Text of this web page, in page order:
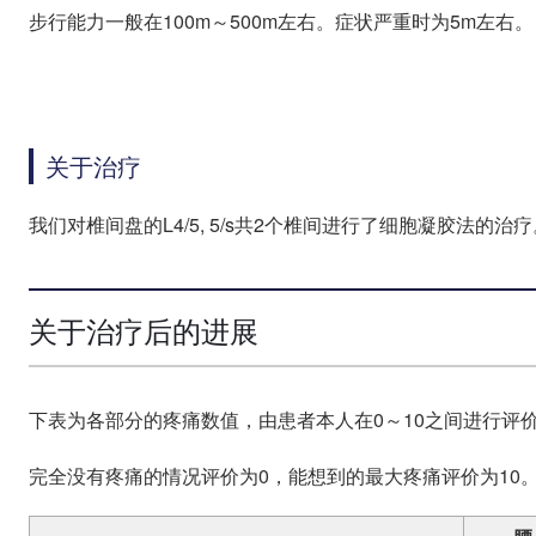
步行能力一般在100m～500m左右。症状严重时为5m左右。
关于治疗
我们对椎间盘的L4/5, 5/s共2个椎间进行了细胞凝胶法的治疗
关于治疗后的进展
下表为各部分的疼痛数值，由患者本人在0～10之间进行评价
完全没有疼痛的情况评价为0，能想到的最大疼痛评价为10。